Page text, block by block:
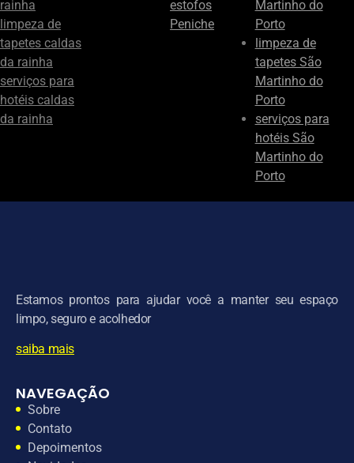
rainha
limpeza de
tapetes caldas
da rainha
serviços para
hotéis caldas
da rainha
estofos
Peniche
Martinho do
Porto
limpeza de
tapetes São
Martinho do
Porto
serviços para
hotéis São
Martinho do
Porto
Estamos prontos para ajudar você a manter seu espaço
limpo, seguro e acolhedor
saiba mais
NAVEGAÇÃO
Sobre
Contato
Depoimentos